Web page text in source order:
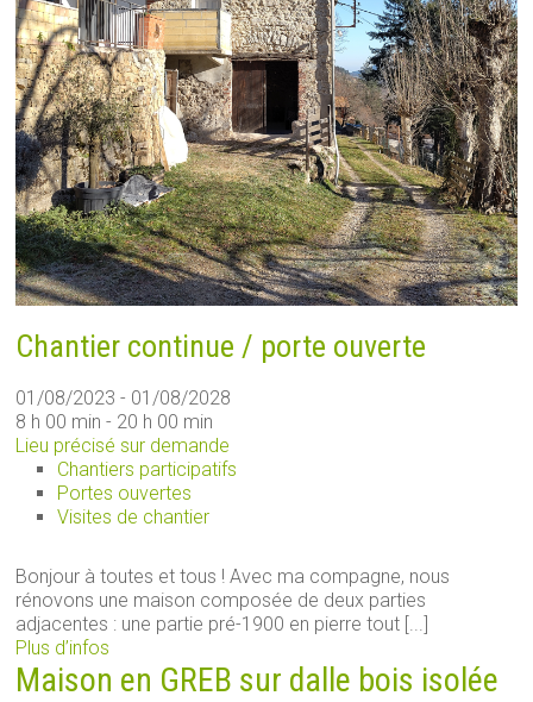
Chantier continue / porte ouverte
01/08/2023 - 01/08/2028
8 h 00 min - 20 h 00 min
Lieu précisé sur demande
Chantiers participatifs
Portes ouvertes
Visites de chantier
Bonjour à toutes et tous ! Avec ma compagne, nous
rénovons une maison composée de deux parties
adjacentes : une partie pré-1900 en pierre tout [...]
Plus d’infos
Maison en GREB sur dalle bois isolée